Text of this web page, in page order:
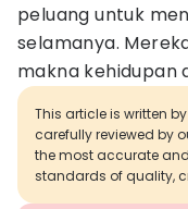
peluang untuk
selamanya.
makna kehidupan
This article is written
carefully reviewed by
the most accurate
standards of quality,